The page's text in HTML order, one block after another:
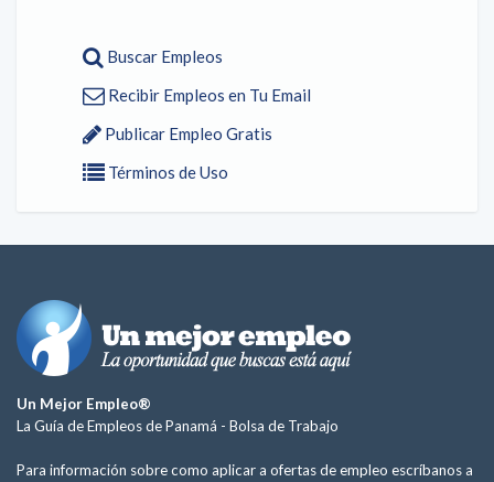
Buscar Empleos
Recibir Empleos en Tu Email
Publicar Empleo Gratis
Términos de Uso
Un Mejor Empleo®
La Guía de Empleos de Panamá - Bolsa de Trabajo
Para información sobre como aplicar a ofertas de empleo escríbanos a